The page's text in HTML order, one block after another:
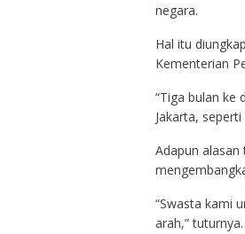
negara.
Hal itu
Kementerian
“Tiga bulan ke
Jakarta,
Adapun
“Swasta kami
arah,” tuturnya.